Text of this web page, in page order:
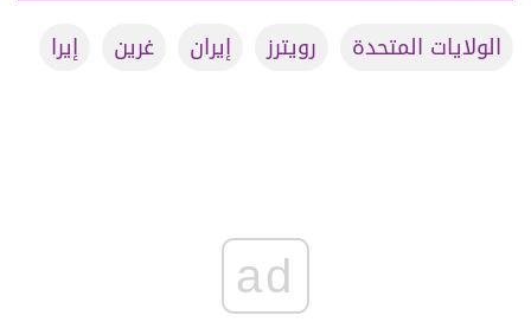
الولايات المتحدة رويترز إيران غرين إيرا
ad